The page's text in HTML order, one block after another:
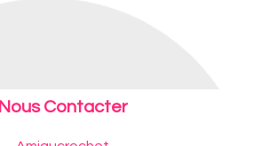
Nous Contacter